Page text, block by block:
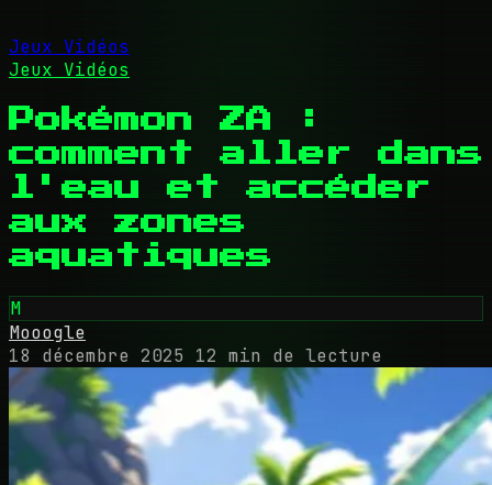
Jeux Vidéos
Jeux Vidéos
Pokémon ZA :
comment aller dans
l'eau et accéder
aux zones
aquatiques
M
Mooogle
18 décembre 2025
12 min de lecture